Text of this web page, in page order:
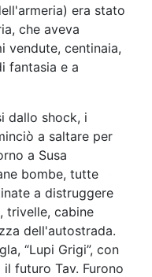
era stato
che aveva
vendute, centinaia,
fantasia e a
dallo shock, i
a saltare per
a Susa
bombe, tutte
a distruggere
trivelle, cabine
dell'autostrada.
“Lupi Grigi”, con
futuro Tav. Furono